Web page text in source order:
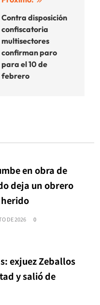
Contra disposición
confiscatoria
multisectores
confirman paro
para el 10 de
febrero
en obra de
deja un obrero
DE 2026 0
exjuez Zeballos
y salió de